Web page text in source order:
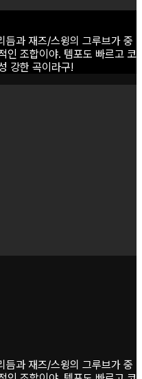
듬과 재즈/스윙의 그루브가 중
인 조합이야. 템포도 빠르고 코
강한 곡이라구!
듬과 재즈/스윙의 그루브가 중